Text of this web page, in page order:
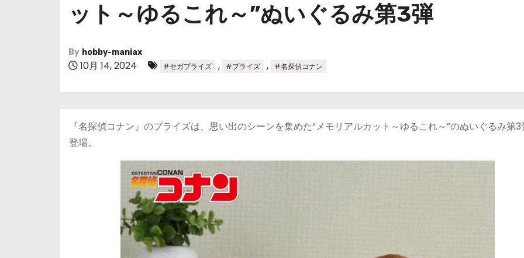
ット～ゆるこれ～”ぬいぐるみ第3弾
By hobby-maniax
10月 14, 2024 #セガプライズ , #プライズ , #名探偵コナン
『名探偵コナン』のプライズは、思い出のシーンを集めた“メモリアルカット～ゆるこれ～”のぬいぐるみ第3
登場。